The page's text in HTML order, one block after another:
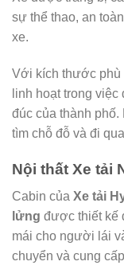
sự thể thao, an
xe.
Với kích thước phù
linh hoạt trong
đúc của thành
tìm chỗ đỗ và đi
Nội thất Xe tải
Cabin của Xe tải
lửng được thiết kế
mái cho người lái
chuyển và cung